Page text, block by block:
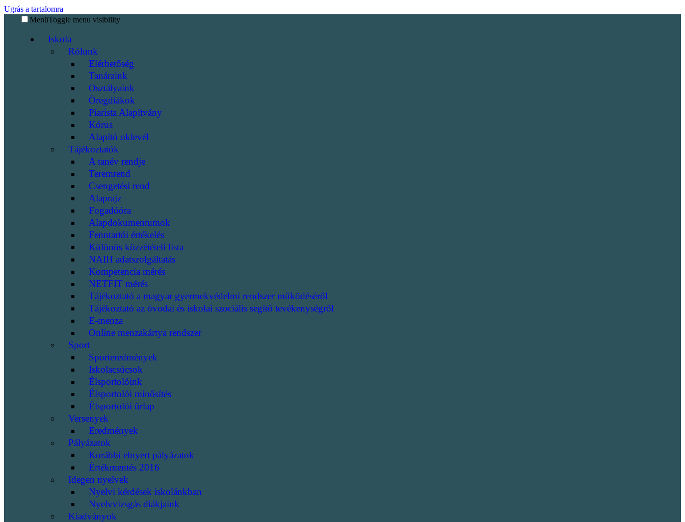
Ugrás a tartalomra
MenüToggle menu visibility
Iskola
Rólunk
Elérhetőség
Tanáraink
Osztályaink
Öregdiákok
Piarista Alapítvány
Kórus
Alapító oklevél
Tájékoztatók
A tanév rendje
Teremrend
Csengetési rend
Alaprajz
Fogadóóra
Alapdokumentumok
Fenntartói értékelés
Különös közzétételi lista
NAIH adatszolgáltatás
Kompetencia mérés
NETFIT mérés
Tájékoztató a magyar gyermekvédelmi rendszer működéséről
Tájékoztató az óvodai és iskolai szociális segítő tevékenységről
E-menza
Online menzakártya rendszer
Sport
Sporteredmények
Iskolacsúcsok
Élsportolóink
Élsportolói minősítés
Élsportolói űrlap
Versenyek
Eredmények
Pályázatok
Korábbi elnyert pályázatok
Értékmentés 2016
Idegen nyelvek
Nyelvi kérdések iskolánkban
Nyelvvizsgás diákjaink
Kiadványok